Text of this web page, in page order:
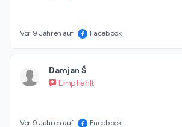
Vor 9 Jahren auf Facebook
Damjan Š
Empfiehlt
Vor 9 Jahren auf Facebook